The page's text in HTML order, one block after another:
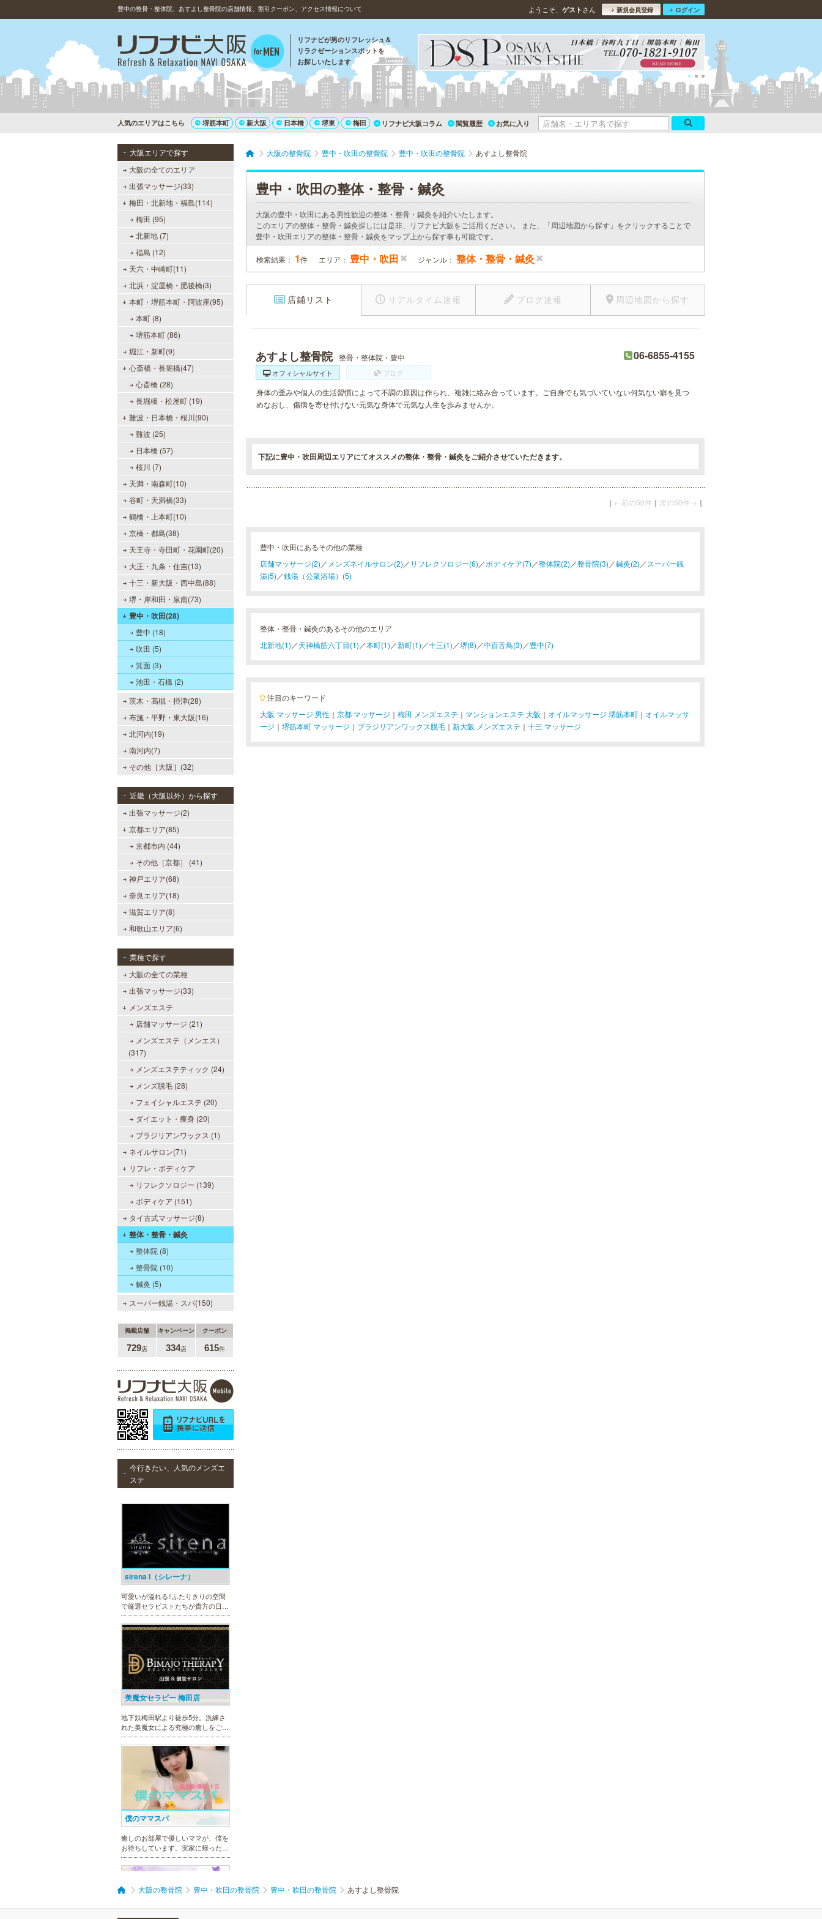
豊中の整骨・整体院、あすよし整骨院の店舗情報、割引クーポン、アクセス情報について ようこそ、 ゲスト さん 新規会員登録 ログイン
リフナビが男のリフレッシュ＆
リラクゼーションスポットを
お探しいたします
人気のエリアはこちら 堺筋本町 新大阪 日本橋 堺東 梅田 リフナビ大阪コラム 閲覧履歴 お気に入り
大阪エリアで探す
大阪の全てのエリア
出張マッサージ(33)
梅田・北新地・福島(114)
梅田 (95)
北新地 (7)
福島 (12)
天六・中崎町(11)
北浜・淀屋橋・肥後橋(3)
本町・堺筋本町・阿波座(95)
本町 (8)
堺筋本町 (86)
堀江・新町(9)
心斎橋・長堀橋(47)
心斎橋 (28)
長堀橋・松屋町 (19)
難波・日本橋・桜川(90)
難波 (25)
日本橋 (57)
桜川 (7)
天満・南森町(10)
谷町・天満橋(33)
鶴橋・上本町(10)
京橋・都島(38)
天王寺・寺田町・花園町(20)
大正・九条・住吉(13)
十三・新大阪・西中島(88)
堺・岸和田・泉南(73)
豊中・吹田(28)
豊中 (18)
吹田 (5)
箕面 (3)
池田・石橋 (2)
茨木・高槻・摂津(28)
布施・平野・東大阪(16)
北河内(19)
南河内(7)
その他［大阪］(32)
近畿（大阪以外）から探す
出張マッサージ(2)
京都エリア(85)
京都市内 (44)
その他［京都］ (41)
神戸エリア(68)
奈良エリア(18)
滋賀エリア(8)
和歌山エリア(6)
業種で探す
大阪の全ての業種
出張マッサージ(33)
メンズエステ
店舗マッサージ (21)
メンズエステ（メンエス）
(317)
メンズエステティック (24)
メンズ脱毛 (28)
フェイシャルエステ (20)
ダイエット・痩身 (20)
ブラジリアンワックス (1)
ネイルサロン(71)
リフレ・ボディケア
リフレクソロジー (139)
ボディケア (151)
タイ古式マッサージ(8)
整体・整骨・鍼灸
整体院 (8)
整骨院 (10)
鍼灸 (5)
スーパー銭湯・スパ(150)
掲載店舗 キャンペーン クーポン
729店 334店 615件
今行きたい、人気のメンズエ
ステ
当たりSPA 日本橋店
ご利用して頂く為に無料専用駐車場
を完備しております。★完全個室★
お客様に『当たり』と思ってもらえ
る様ルックス、施術レベルを極めた
します。
ミセス・ムーンR 大阪店
優しさと気遣いを忘れない…。大人
女性専門サロン♪至福の癒しを、お
約束致します。
DAZZLE（ダズル）
新大阪駅東口徒歩１分！大阪のメン
リティ!!厳選に厳選を重ねたセラピ
ストが何度も何度もトレーニングを
受け実現しました。日々の疲れを解
きほぐす極上のお時間をご堪能くだ
さい。
30代40代50代のミセスが日常を忘
れ、限られた時間の中で、時にプロ
大人セラピストの魅力を存分に発揮
sirena I（シレーナ）
可愛いが溢れる!!ふたりきりの空間
で厳選セラピストたちが貴方の日頃
の疲れを癒す。洗練の技術とおもて
なしで身も心も満たされる至福の時
間をお楽しみいただけます。
美魔女セラピー 梅田店
地下鉄梅田駅より徒歩5分。洗練さ
れた美魔女による究極の癒しをご堪
能ください。
僕のママスパ
癒しのお部屋で優しいママが、僕を
お待ちしています。実家に帰ったよ
うにくつろいで、暖かな母の愛に包
まれて下さい。心身ともの安らぎと
大阪の整骨院 豊中・吹田の整骨院 豊中・吹田の整骨院 あすよし整骨院
豊中・吹田の整体・整骨・鍼灸
大阪の豊中・吹田にある男性歓迎の整体・整骨・鍼灸を紹介いたします。
このエリアの整体・整骨・鍼灸探しには是非、リフナビ大阪をご活用ください。 また、「周辺地図から探す」をクリックすることで
豊中・吹田エリアの整体・整骨・鍼灸をマップ上から探す事も可能です。
検索結果： 1件 エリア： 豊中・吹田 ジャンル： 整体・整骨・鍼灸
店鋪リスト リアルタイム速報 ブログ速報 周辺地図から探す
あすよし整骨院 整骨・整体院・豊中 06-6855-4155
オフィシャルサイト ブログ
身体の歪みや個人の生活習慣によって不調の原因は作られ、複雑に絡み合っています。ご自身でも気づいていない何気ない癖を見つ
めなおし、傷病を寄せ付けない元気な身体で元気な人生を歩みませんか。
下記に豊中・吹田周辺エリアにてオススメの整体・整骨・鍼灸をご紹介させていただきます。
｜ ←前の50件 ｜ 次の50件→ ｜
豊中・吹田にあるその他の業種
店舗マッサージ(2) ／ メンズネイルサロン(2) ／ リフレクソロジー(6) ／ボディケア(7) ／整体院(2) ／整骨院(3) ／鍼灸(2) ／ スーパー銭
湯(5) ／銭湯（公衆浴場）(5)
整体・整骨・鍼灸のあるその他のエリア
北新地(1) ／天神橋筋六丁目(1) ／本町(1) ／新町(1) ／十三(1) ／堺(8) ／中百舌鳥(3) ／豊中(7)
注目のキーワード
大阪 マッサージ 男性 ｜ 京都 マッサージ ｜ 梅田 メンズエステ ｜ マンションエステ 大阪 ｜ オイルマッサージ 堺筋本町 ｜ オイルマッサ
ージ ｜ 堺筋本町 マッサージ ｜ ブラジリアンワックス脱毛 ｜ 新大阪 メンズエステ ｜ 十三 マッサージ
大阪の整骨院 豊中・吹田の整骨院 豊中・吹田の整骨院 あすよし整骨院